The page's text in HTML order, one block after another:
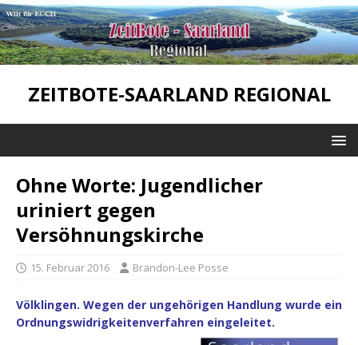
ZEITBOTE-SAARLAND REGIONAL
Ohne Worte: Jugendlicher
uriniert gegen
Versöhnungskirche
15. Februar 2016 Brandon-Lee Posse
Völklingen. Wegen der ungehörigen Handlung wurde ein
Ordnungswidrigkeitenverfahren eingeleitet.